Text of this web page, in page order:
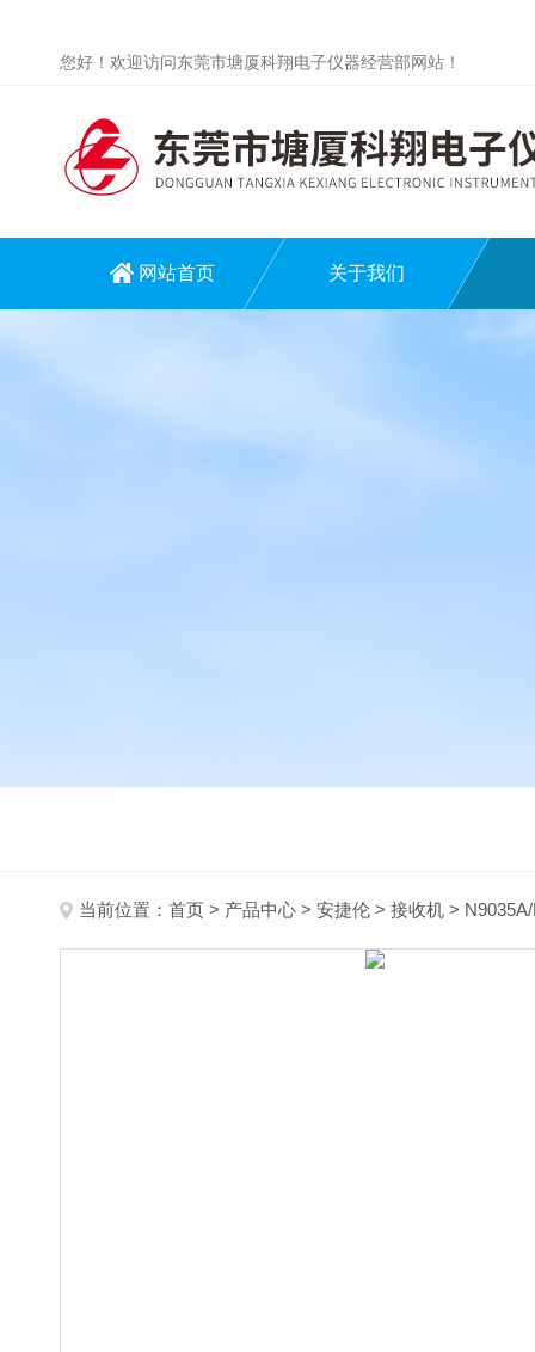
您好！欢迎访问东莞市塘厦科翔电子仪器经营部网站！
网站首页 关于我们
当前位置： 首页 > 产品中心 > 安捷伦 > 接收机 >